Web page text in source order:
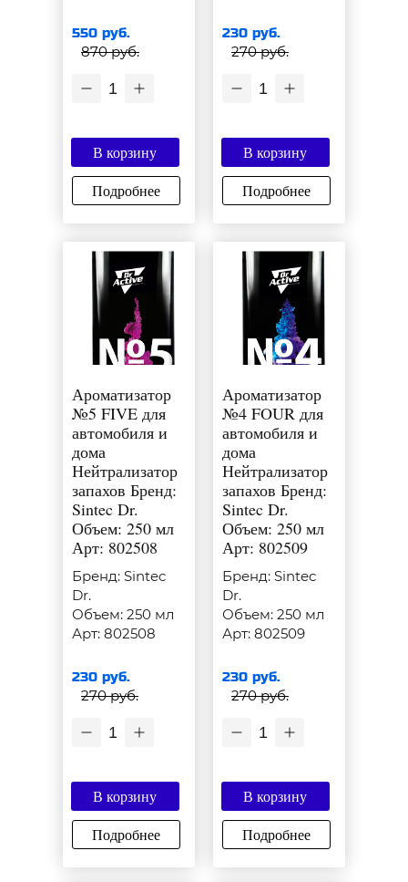
550 руб.
870 руб.
1
В корзину
Подробнее
230 руб.
270 руб.
1
В корзину
Подробнее
Ароматизатор
№5 FIVE для
автомобиля и
дома
Нейтрализатор
запахов Бренд:
Sintec Dr.
Объем: 250 мл
Арт: 802508
Бренд: Sintec
Dr.
Объем: 250 мл
Арт: 802508
230 руб.
270 руб.
1
В корзину
Подробнее
Ароматизатор
№4 FOUR для
автомобиля и
дома
Нейтрализатор
запахов Бренд:
Sintec Dr.
Объем: 250 мл
Арт: 802509
Бренд: Sintec
Dr.
Объем: 250 мл
Арт: 802509
230 руб.
270 руб.
1
В корзину
Подробнее